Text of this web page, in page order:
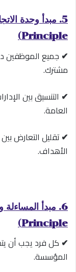
Principle)
✔ جميع الموظفين
مشترك.
✔ التنسيق بين
العامة.
✔ تقليل التعارض
الأهداف.
Principle)
✔ كل فرد يجب أن
المؤسسة.